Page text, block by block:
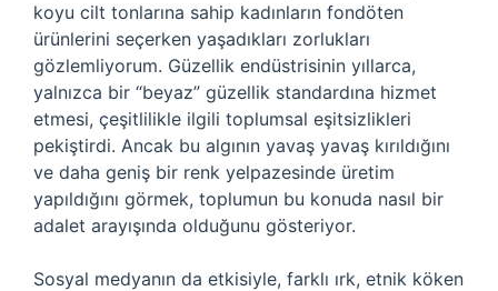
koyu cilt tonlarına sahip kadınların fondöten
ürünlerini seçerken yaşadıkları zorlukları
gözlemliyorum. Güzellik endüstrisinin yıllarca,
yalnızca bir “beyaz” güzellik standardına hizmet
etmesi, çeşitlilikle ilgili toplumsal eşitsizlikleri
pekiştirdi. Ancak bu algının yavaş yavaş kırıldığını
ve daha geniş bir renk yelpazesinde üretim
yapıldığını görmek, toplumun bu konuda nasıl bir
adalet arayışında olduğunu gösteriyor.
Sosyal medyanın da etkisiyle, farklı ırk, etnik köken